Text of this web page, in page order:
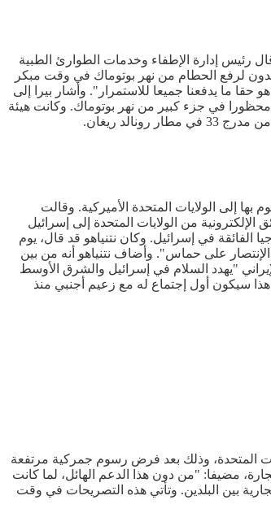
الأميركية، يوم أمس الأحد، أنها عثرت على رفات 55 من أصل 67 شخصا لقوا حتفهم في أفدح كارثة جوية في الولايات المتحدة منذ عام 2001. وقال رئيس إدارة الإطفاء وخدمات الطوارئ الطبية
الرفات بطريقة كريمة بينما يستعدون لرفع الحطام من نهر بوتوماك في وقت مبكر
ما يدفعنا جميعا للاستمرار". وأشار بيرا إلى
في جزء كبير من نهر بوتوماك. وكانت هيئة
ريغان.
إلى الولايات المتحدة الأميركية. وقالت
من الولايات المتحدة إلى إسرائيل
في إسرائيل. وكان نتنياهو قد قال، يوم
على حماس". وأضاف نتنياهو أنه من بين
"يهدد السلام في إسرائيل والشرق الأوسط
هذا سيكون أول إجتماع له مع زعيم أجنبي منذ
تزيد التوتر مع إحدى أبرز حلفاء الولايات المتحدة، وذلك بعد فرض رسوم جمركية مرتفعة
مضيفا: "من دون هذا الدعم الهائل، لما كانت
مما يعكس موقفه المتشدد تجاه الشراكة التجارية بين البلدين. وتأتي هذه التصريحات في وقت